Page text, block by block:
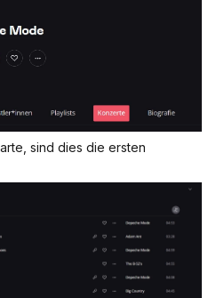
sind dies die ersten